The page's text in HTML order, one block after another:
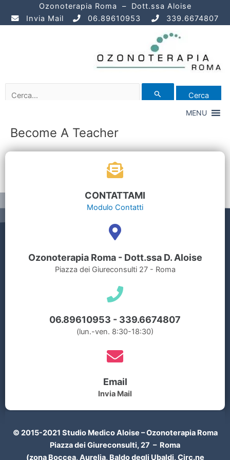
Ozonoterapia Roma – Dott.ssa Aloise
Invia Mail
06.89610953 339.6674807
MENU
Become A Teacher
CONTATTAMI
Modulo Contatti
Ozonoterapia Roma - Dott.ssa D. Aloise
Piazza dei Giureconsulti 27 - Roma
06.89610953 - 339.6674807
(lun.-ven. 8:30-18:30)
Email
Invia Mail
© 2015-2021 Studio Medico Aloise – Ozonoterapia Roma
Piazza dei Giureconsulti, 27 – Roma
(zona Boccea, Aurelia, Baldo degli Ubaldi, Circ.ne